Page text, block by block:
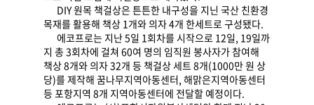
DIY원목 책걸상은 튼튼한 내구성을 지닌 국산 친환경
목재를 활용해 책상 1개와 의자4개 한세트로 구성됐다.
에코프로는 지난5일 1회차를 시작으로 12일, 19일까
지 총3회차에 걸쳐60여 명의 임직원 봉사자가 참여해
책상8개와 의자32개 등 책걸상 세트8개(1000만 원 상
당)를 제작해 꿈나무지역아동센터,해맑은지역아동센터
등 포항지역 8개 지역아동센터에 전달할 예정이다.